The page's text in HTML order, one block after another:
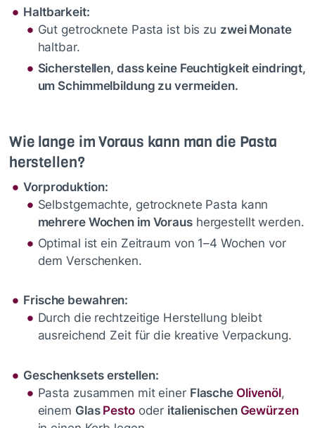
Haltbarkeit:
Gut getrocknete Pasta ist bis zu zwei Monate
haltbar.
Sicherstellen, dass keine Feuchtigkeit eindringt,
um Schimmelbildung zu vermeiden.
Wie lange im Voraus kann man die Pasta
herstellen?
Vorproduktion:
Selbstgemachte, getrocknete Pasta kann
mehrere Wochen im Voraushergestellt werden.
Optimal ist ein Zeitraum von 1–4 Wochen vor
dem Verschenken.
Frische bewahren:
Durch die rechtzeitige Herstellung bleibt
ausreichend Zeit für die kreative Verpackung.
Geschenksets erstellen:
Pasta zusammen mit einer Flasche Olivenöl,
einem Glas Pesto oder italienischen Gewürzen